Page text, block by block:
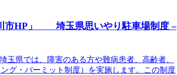
川市HP」 埼玉県思いやり駐車場制度 –
県では、障害のある方や難病患者、高齢者、
グ・パーミット制度）を実施します。この制度